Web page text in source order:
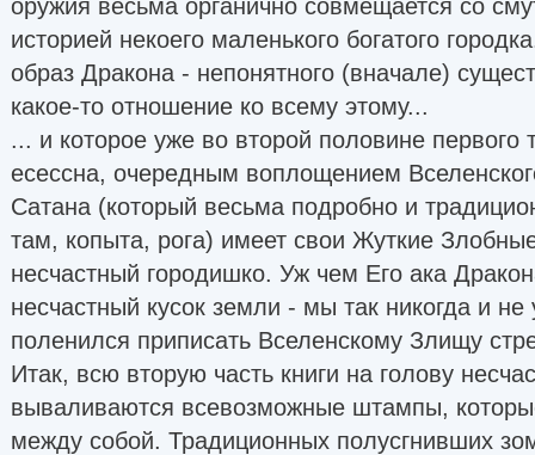
оружия весьма органично совмещается со
историей некоего маленького богатого
образ Дракона - непонятного (вначале)
какое-то отношение ко всему этому...
... и которое уже во второй половине первого
есессна, очередным воплощением
Сатана (который весьма подробно и
там, копыта, рога) имеет свои Жуткие
несчастный городишко. Уж чем Его ака
несчастный кусок земли - мы так никогда и
поленился приписать Вселенскому Злищу
Итак, всю вторую часть книги на голову
вываливаются всевозможные штампы,
между собой. Традиционных полусгнивших